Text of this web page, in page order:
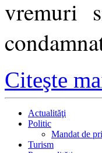
vremuri
Citeşte
Actualităţi
Politic
Mandat de
Turism